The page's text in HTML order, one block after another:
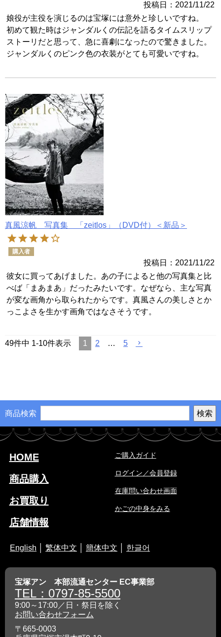
投稿日
2021/11/22
娘役が主役を演じるのは宝塚には意外と珍しいですね。
初めて観た時はジャンダルくの伝記を語るタイムスリップ
ストーリだと思って、急に喜劇になったので驚きました。
真風涼帆 写真集 「zeitlos」（DVD付）＜新品＞
購入者
投稿日
2021/11/22
彼女に買ってあげました。あの子によると他の写真集と比
べば「まあまあ」だったみたいです。なぜなら、主な写真
が変な画角から取られたからです。真風さんの美しさとか
っこよさを生かす画角ではなさそうです。
49件中 1-10件表示 1 2 … 5
商品検索
HOME
商品購入
お買取り
店舗情報
ご購入ガイド
ログイン／会員登録
在庫問い合わせ画面
かごの中身をみる
English 繁体中文 簡体中文 한글어
宝塚アン 本部流通センター EC事業部
TEL：0797-85-5500
9:00～17:00／日・祭日を除く
お問い合わせフォーム
〒665-0003